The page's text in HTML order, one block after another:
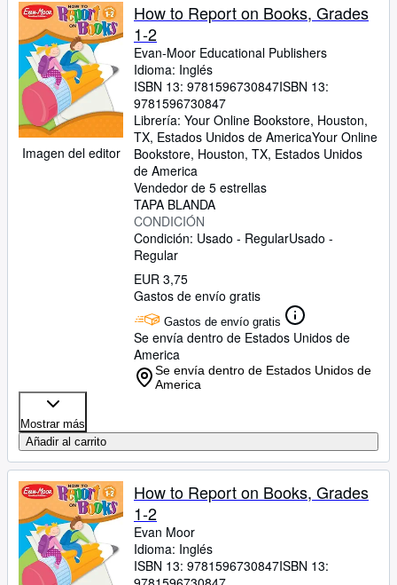
Imagen del editor
How to Report on Books, Grades
1-2
Evan-Moor Educational Publishers
Idioma: Inglés
ISBN 13: 9781596730847ISBN 13:
9781596730847
Librería: Your Online Bookstore, Houston,
TX, Estados Unidos de AmericaYour Online
Bookstore, Houston, TX, Estados Unidos
de America
Vendedor de 5 estrellas
TAPA BLANDA
CONDICIÓN
Condición: Usado - RegularUsado -
Regular
EUR 3,75
Gastos de envío gratis
Gastos de envío gratis
Se envía dentro de Estados Unidos de
America
Se envía dentro de Estados Unidos de
America
Mostrar más
Añadir al carrito
How to Report on Books, Grades
1-2
Evan Moor
Idioma: Inglés
ISBN 13: 9781596730847ISBN 13: